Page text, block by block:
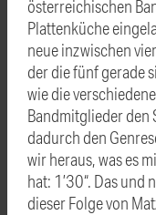
österreichischen
Plattenküche
neue inzwischen
der die fünf gerade
wie die
Bandmitglieder den
dadurch den
wir heraus, was es
hat: 1’30“. Das
dieser Folge von